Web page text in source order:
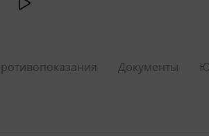
Документы